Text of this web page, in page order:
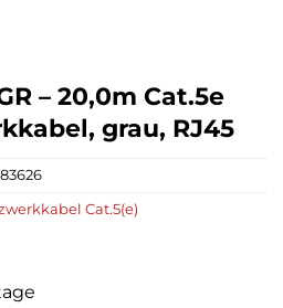
– 20,0m Cat.5e
grau, RJ45
Cat.5(e)